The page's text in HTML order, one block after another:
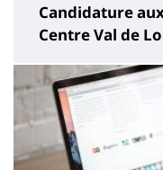
Candidature
Centre Val de